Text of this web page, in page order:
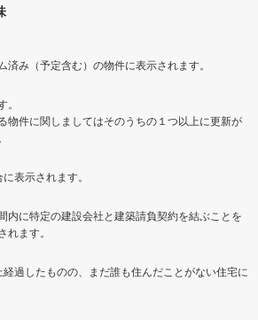
済み（予定含む）の物件に表示されます。
物件に関しましてはそのうちの１つ以上に更新が
表示されます。
内に特定の建設会社と建築請負契約を結ぶことを
ます。
過したものの、まだ誰も住んだことがない住宅に